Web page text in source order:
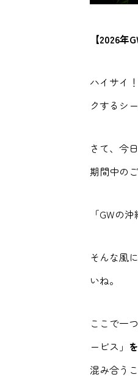
【2026
ハイサイ
クするシ
さて、今
期間中の
「GWの
そんな風
いね。
ここで一
ービス」
混み合う